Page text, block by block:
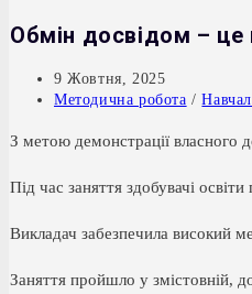
Обмін досвідом –
Запис
опубліковано:
9 Жовтня, 2025
Категорія
Методична робота /
З метою демонстрації власного
Під час заняття здобувачі
Викладач забезпечила високий
Заняття пройшло у змістовній,